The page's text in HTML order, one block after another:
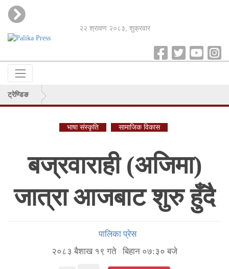
२२ श्रावण २०८३, शुक्रवार
ट्रेण्डिङ
भाषा संस्कृति सामाजिक विकास
बज्रवाराही (अजिमा)
जात्रा आजबाट शुरु हुँदै
पालिका प्रेस
२०८३ बैशाख १९ गते बिहान ०७:३० बजे